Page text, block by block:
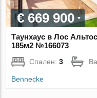
€ 669 900
Таунхаус в Лос
185м2 №166073
Спален:3
Bennecke